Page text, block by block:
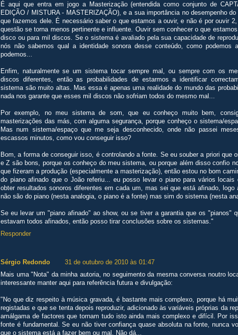
É aqui que entra em jogo a Masterização (entendida como conjunto de
EDIÇÃO / MISTURA - MASTERIZAÇÃO), e a sua importância no desempenho
que fazemos dele. É necessário saber o que estamos a ouvir, e não é por ouvir
questão se torna menos pertinente e influente. Ouvir sem conhecer o que
disco ou para mil discos. Se o sistema é avaliado pela sua capacidade de
nós não sabemos qual a identidade sonora desse conteúdo, como podemos
podemos...
Enfim, naturalmente se um sistema tocar sempre mal, ou sempre com os
discos diferentes, então as probabilidades de estarmos a identificar
sistema são muito altas. Mas essa é apenas uma realidade do mundo das
nada nos garante que esses mil discos não sofriam todos do mesmo mal...
Por exemplo, no meu sistema de som, que eu conheço muito bem,
masterizações das más, com alguma segurança, porque conheço o sistema/
Mas num sistema/espaço que me seja desconhecido, onde não passei
escassos minutos, como vou conseguir isso?
Bom, a forma de conseguir isso, é controlando a fonte. Se eu souber a priori que
e Z são bons, porque os conheço do meu sistema, ou porque além disso confio
que fizeram a produção (especialmente a masterização), então estou no bom
do piano afinado que o João referiu... eu posso levar o piano para vários locais
obter resultados sonoros diferentes em cada um, mas sei que está afinado, logo
não são do piano (nesta analogia, o piano é a fonte) mas sim do sistema (nesta
Se eu levar um "piano afinado" ao show, ou se tiver a garantia que os "pianos"
estavam todos afinados, então posso tirar conclusões sobre os sistemas."
Responder
Sérgio Redondo
31 de outubro de 2010 às 01:47
Mais uma "Nota" da minha autoria, no seguimento da mesma conversa noutro
interessante manter aqui para referência futura e divulgação:
"No que diz respeito à música gravada, é bastante mais complexo, porque há
registadas e que se tenta depois reproduzir, adicionado às variáveis próprias da
amálgama de factores que tornam tudo isto ainda mais complexo e difícil. Por
fonte é fundamental. Se eu não tiver confiança quase absoluta na fonte, nunca
que o sistema está a fazer bem ou mal. Não dá...